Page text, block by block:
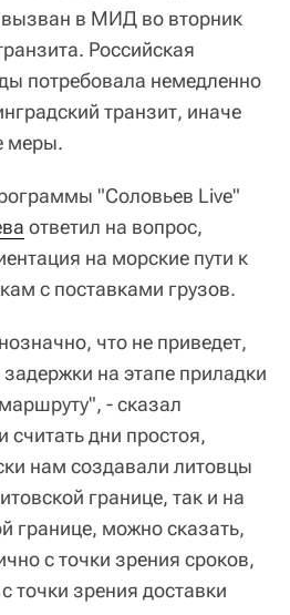
в МИД во вторник
Российская
потребовала немедленно
транзит, иначе
меры.
"Соловьев Live"
ответил на вопрос,
на морские пути к
с поставками грузов.
что не приведет,
на этапе приладки
- сказал
считать дни простоя,
нам создавали литовцы
границе, так и на
границе, можно сказать,
с точки зрения сроков,
точки зрения доставки